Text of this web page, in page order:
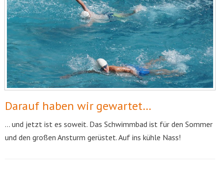
Darauf haben wir gewartet…
… und jetzt ist es soweit. Das Schwimmbad ist für den Sommer
und den großen Ansturm gerüstet. Auf ins kühle Nass!